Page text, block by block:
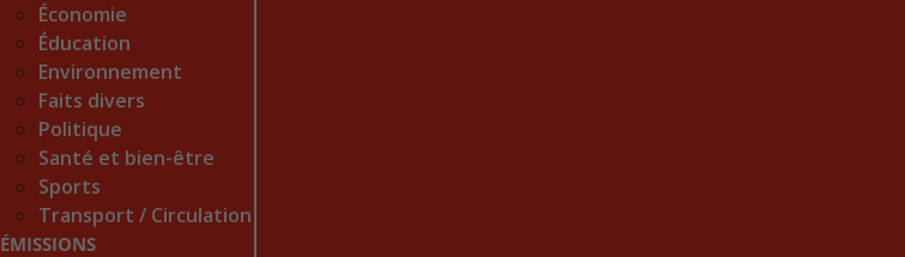
Économie
Éducation
Environnement
Faits divers
Politique
Santé et bien-être
Sports
Transport / Circulation
ÉMISSIONS